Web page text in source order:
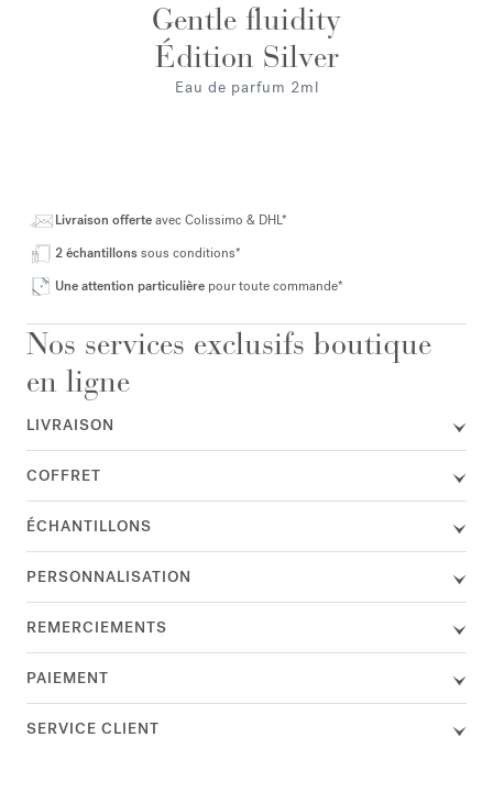
Gentle fluidity
Édition Silver
Eau de parfum 2ml
Livraison offerteavec Colissimo & DHL*
2 échantillonssous conditions*
Une attention particulière pour toute commande*
Nos services exclusifs boutique
en ligne
LIVRAISON
COFFRET
ÉCHANTILLONS
PERSONNALISATION
REMERCIEMENTS
PAIEMENT
SERVICE CLIENT